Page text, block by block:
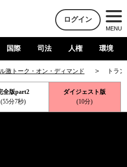
ログイン
MENU
国際 司法 人権 環境
激トーク・オン・ディマンド トラ
全版part2
(55分7秒)
ダイジェスト版
(10分)